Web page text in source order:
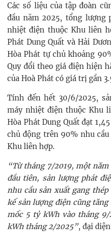
Các số liệu của tập đoàn
đầu năm 2025, tổng lượng
nhiệt điện thuộc Khu liên
Phát Dung Quất và Hải
Hòa Phát tự chủ khoảng
Quy đổi theo giá điện hiện
của Hoà Phát có giá trị gần
Tính đến hết 30/6/2025,
máy nhiệt điện thuộc Khu
Hòa Phát Dung Quất đạt
chủ động trên 90% nhu
Khu liên hợp.
“Từ tháng 7/2019, một
đầu tiên, sản lượng phát
nhu cầu sản xuất gang
kế sản lượng điện cũng
mốc 5 tỷ kWh vào tháng
kWh tháng 2/2025”, đại